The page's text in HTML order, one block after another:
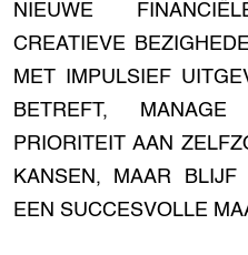
NIEUWE
CREATIEVE
MET IMPULSIEF
BETREFT,
PRIORITEIT AAN
KANSEN, MAAR BLIJF
EEN SUCCESVOLLE